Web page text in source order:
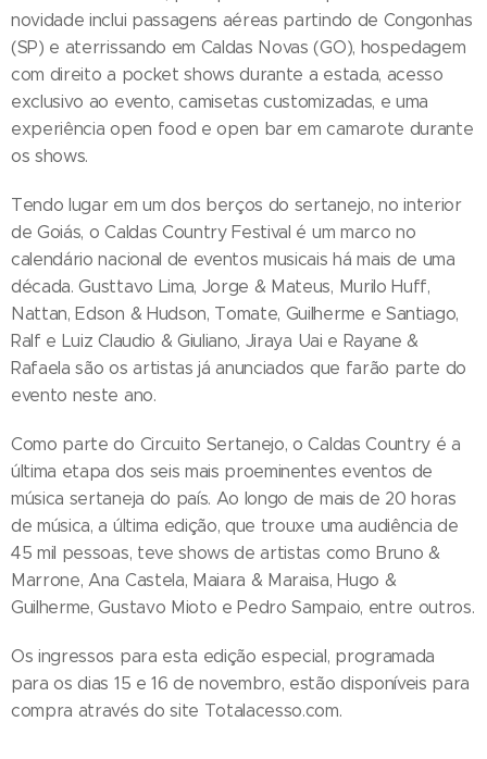
novidade inclui passagens aéreas partindo de Congonhas
(SP) e aterrissando em Caldas Novas (GO), hospedagem
com direito a pocket shows durante a estada, acesso
exclusivo ao evento, camisetas customizadas, e uma
experiência open food e open bar em camarote durante
os shows.
Tendo lugar em um dos berços do sertanejo, no interior
de Goiás, o Caldas Country Festival é um marco no
calendário nacional de eventos musicais há mais de uma
década. Gusttavo Lima, Jorge & Mateus, Murilo Huff,
Nattan, Edson & Hudson, Tomate, Guilherme e Santiago,
Ralf e Luiz Claudio & Giuliano, Jiraya Uai e Rayane &
Rafaela são os artistas já anunciados que farão parte do
evento neste ano.
Como parte do Circuito Sertanejo, o Caldas Country é a
última etapa dos seis mais proeminentes eventos de
música sertaneja do país. Ao longo de mais de 20 horas
de música, a última edição, que trouxe uma audiência de
45 mil pessoas, teve shows de artistas como Bruno &
Marrone, Ana Castela, Maiara & Maraisa, Hugo &
Guilherme, Gustavo Mioto e Pedro Sampaio, entre outros.
Os ingressos para esta edição especial, programada
para os dias 15 e 16 de novembro, estão disponíveis para
compra através do site Totalacesso.com.